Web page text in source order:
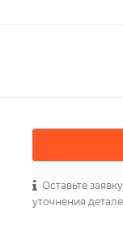
Оставьте
уточнения